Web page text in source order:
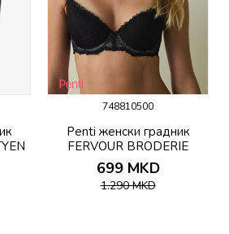
748810500
Penti женски градник
FERVOUR BRODERIE
SUTYEN
699 MKD
1.290MKD